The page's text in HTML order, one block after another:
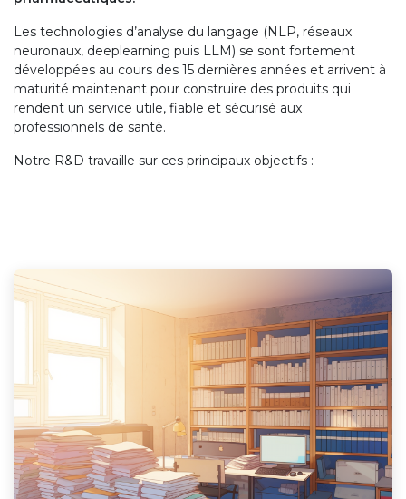
Les technologies d’analyse du langage (NLP, réseaux
neuronaux, deeplearning puis LLM) se sont fortement
développées au cours des 15 dernières années et arrivent à
maturité maintenant pour construire des produits qui
rendent un service utile, fiable et sécurisé aux
professionnels de santé.
Notre R&D travaille sur ces principaux objectifs :